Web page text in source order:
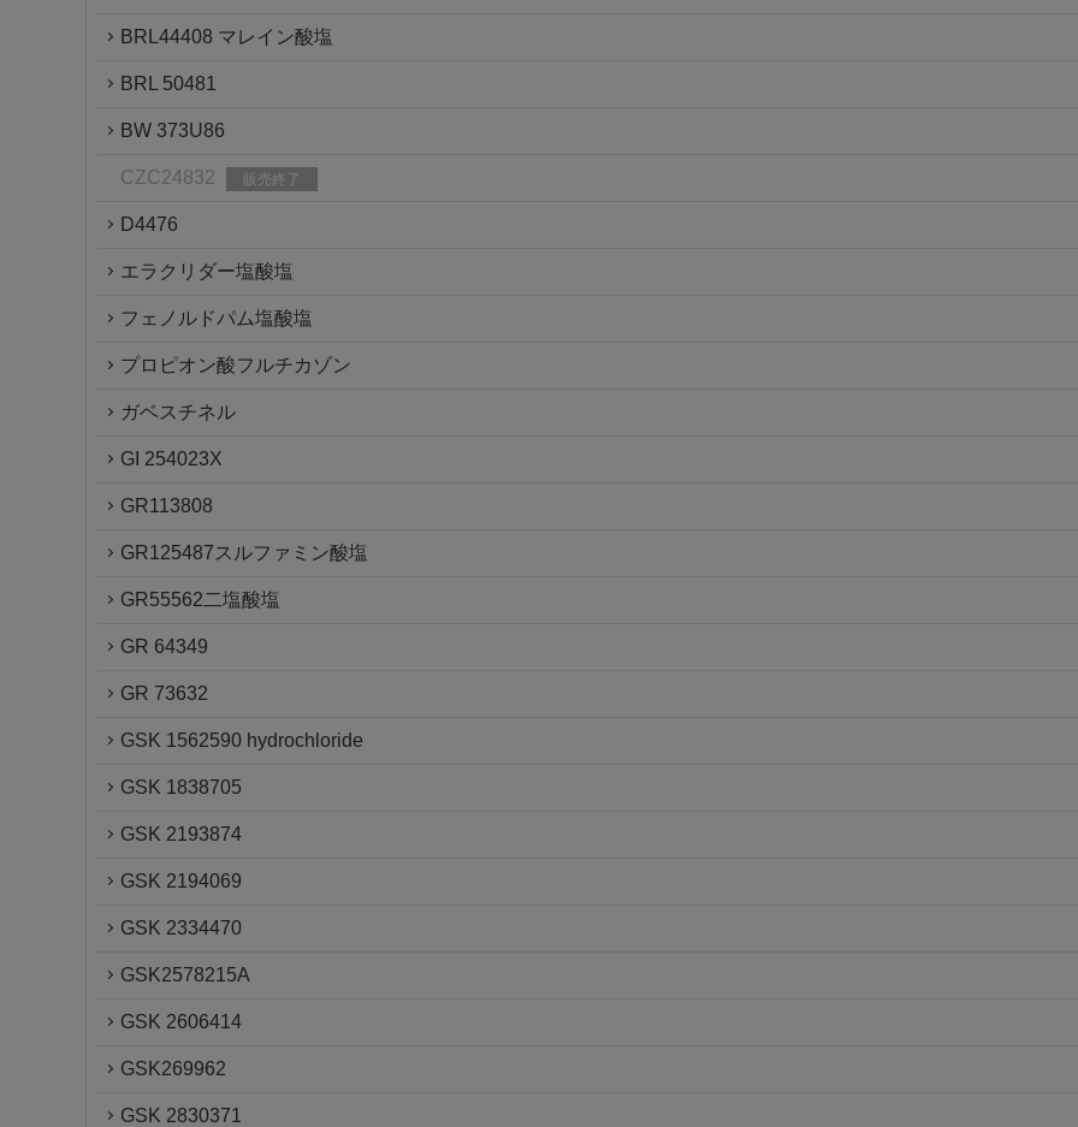
BRL44408 マレイン酸塩
BRL 50481
BW 373U86
CZC24832 販売終了
D4476
エラクリダー塩酸塩
フェノルドパム塩酸塩
プロピオン酸フルチカゾン
ガベスチネル
GI 254023X
GR113808
GR125487スルファミン酸塩
GR55562二塩酸塩
GR 64349
GR 73632
GSK 1562590 hydrochloride
GSK 1838705
GSK 2193874
GSK 2194069
GSK 2334470
GSK2578215A
GSK 2606414
GSK269962
GSK 2830371